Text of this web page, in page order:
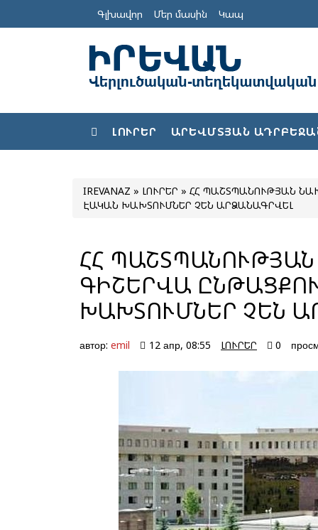
Գլխավոր Մեր մասին Կապ
ԼՈՒՐԵՐ ԱՐԵՎՄՏՅԱՆ
IREVANAZ » ԼՈՒՐԵՐ » ՀՀ ՊԱՇՏՊԱՆՈՒԹՅԱՆ
ԷԱԿԱՆ ԽԱԽՏՈՒՄՆԵՐ ՉԵՆ ԱՐՁԱՆԱԳՐՎԵԼ
ՀՀ
ԳԻՇԵՐՎԱ
ԽԱԽՏՈՒՄՆԵՐ ՉԵՆ
автор: emil 12 апр, 08:55 ԼՈՒՐԵՐ 0